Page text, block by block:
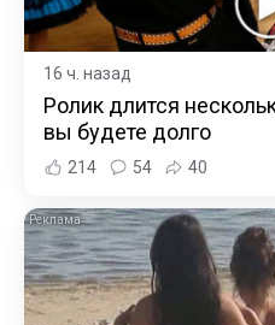
16 ч. назад
Ролик длится
вы будете долго
214 54 40